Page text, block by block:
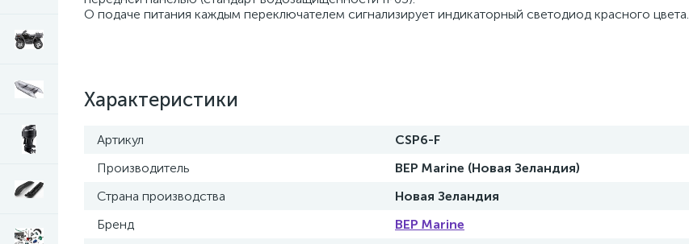
О подаче питания каждым переключателем сигнализирует индикаторный светодиод красного цвета.
Характеристики
Артикул
CSP6-F
Производитель
BEP Marine (Новая Зеландия)
Страна производства
Новая Зеландия
Бренд
BEP Marine